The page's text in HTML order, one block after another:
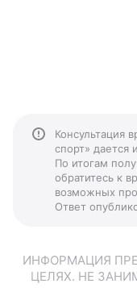
Консультация
спорт» дается
По итогам
обратитесь к
возможных
Ответ
ИНФОРМАЦИЯ
ЦЕЛЯХ. НЕ